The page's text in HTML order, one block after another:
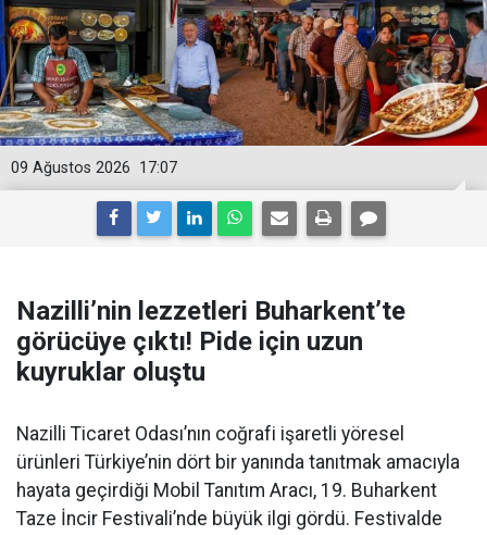
17:07
09 Ağustos 2026
Nazilli’nin lezzetleri Buharkent’te
görücüye çıktı! Pide için uzun
kuyruklar oluştu
Nazilli Ticaret Odası’nın coğrafi işaretli yöresel
ürünleri Türkiye’nin dört bir yanında tanıtmak amacıyla
hayata geçirdiği Mobil Tanıtım Aracı, 19. Buharkent
Taze İncir Festivali’nde büyük ilgi gördü. Festivalde